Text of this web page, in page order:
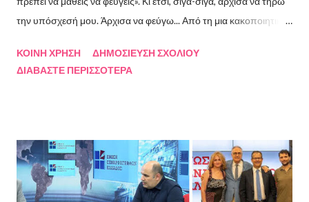
την υπόσχεσή μου. Άρχισα να φεύγω... Από τη μια κακοποιητική
συμβάσεις ασύμβατες με το εγώ μου, από ταμπέλες που
Σχετικά με την συγγραφέα Η Ελίζα Σουφλή γεννήθηκε το 1989 και
μεγάλωσε στον Πειραιά. Αποφοίτησε από το Τμήμα Νομικής του
Αριστοτελείου Πανεπιστημίου Θεσσαλονίκης. Έχει κάνει επίσης
ΚΟΙΝΉ ΧΡΉΣΗ
ΔΗΜΟΣΊΕΥΣΗ ΣΧΟΛΊΟΥ
ΔΙΑΒΆΣΤΕ ΠΕΡΙΣΣΌΤΕΡΑ